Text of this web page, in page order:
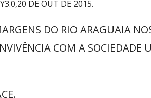
DE OUT DE 2015.
DO RIO ARAGUAIA
COM A SOCIEDADE